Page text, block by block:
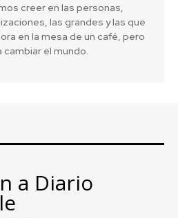
creer en las personas,
las grandes y las que
en la mesa de un café, pero
cambiar el mundo.
a Diario